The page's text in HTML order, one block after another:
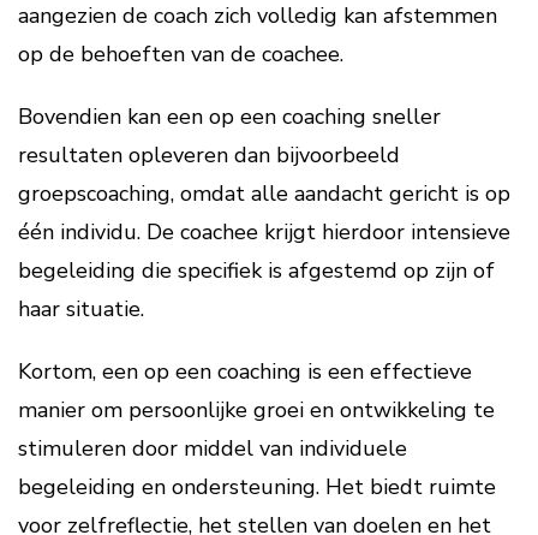
aangezien de coach zich volledig kan afstemmen
op de behoeften van de coachee.
Bovendien kan een op een coaching sneller
resultaten opleveren dan bijvoorbeeld
groepscoaching, omdat alle aandacht gericht is op
één individu. De coachee krijgt hierdoor intensieve
begeleiding die specifiek is afgestemd op zijn of
haar situatie.
Kortom, een op een coaching is een effectieve
manier om persoonlijke groei en ontwikkeling te
stimuleren door middel van individuele
begeleiding en ondersteuning. Het biedt ruimte
voor zelfreflectie, het stellen van doelen en het